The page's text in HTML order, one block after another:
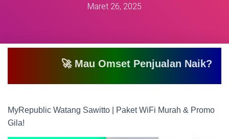
S
Maret 26, 2025
🚀 Mau Omset Penjualan Naik? Atau
MyRepublic Watang Sawitto | Paket WiFi Murah & Promo
Gila!